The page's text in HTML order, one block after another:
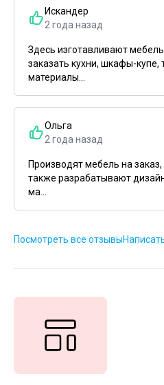
Искандер
2 года назад
Здесь изготавливают
заказать кухни, шкафы-
материалы...
Ольга
2 года назад
Производят мебель на
также разрабатывают
ма...
Посмотреть все отзывы